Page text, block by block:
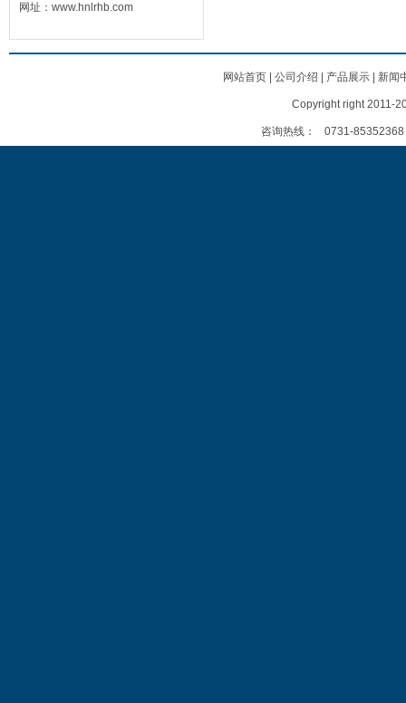
网址：www.hnlrhb.com
网站首页| 公司介绍 产品展示| 新闻
Copyright right 2011-
咨询热线： 0731-85352368